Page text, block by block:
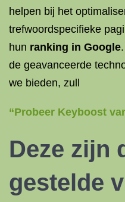
helpen bij het
trefwoordspecifieke
hun ranking in Google
de geavanceerde
we bieden, zull
“Probeer Keyboost
Deze zijn
gestelde